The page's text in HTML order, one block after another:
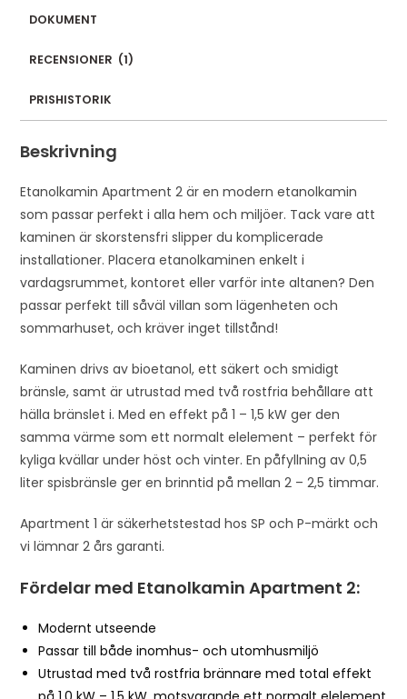
DOKUMENT
RECENSIONER (1)
PRISHISTORIK
Beskrivning
Etanolkamin Apartment 2 är en modern etanolkamin
som passar perfekt i alla hem och miljöer. Tack vare att
kaminen är skorstensfri slipper du komplicerade
installationer. Placera etanolkaminen enkelt i
vardagsrummet, kontoret eller varför inte altanen? Den
passar perfekt till såväl villan som lägenheten och
sommarhuset, och kräver inget tillstånd!
Kaminen drivs av bioetanol, ett säkert och smidigt
bränsle, samt är utrustad med två rostfria behållare att
hälla bränslet i. Med en effekt på 1 – 1,5 kW ger den
samma värme som ett normalt elelement – perfekt för
kyliga kvällar under höst och vinter. En påfyllning av 0,5
liter spisbränsle ger en brinntid på mellan 2 – 2,5 timmar.
Apartment 1 är säkerhetstestad hos SP och P-märkt och
vi lämnar 2 års garanti.
Fördelar med Etanolkamin Apartment 2:
Modernt utseende
Passar till både inomhus- och utomhusmiljö
Utrustad med två rostfria brännare med total effekt